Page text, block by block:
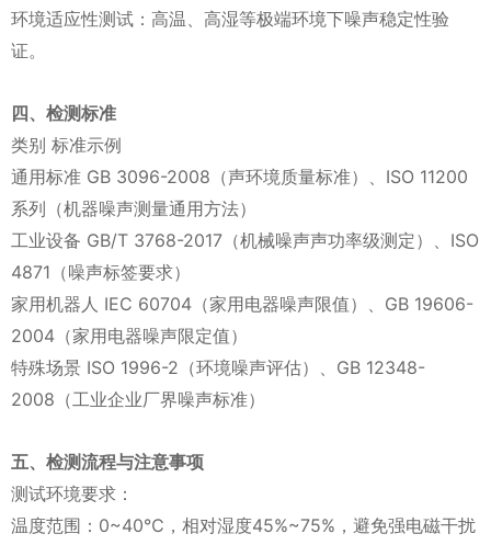
环境适应性测试‌：高温、高湿等极端环境下噪声稳定性验
证‌。
四、检测标准‌
类别‌ ‌标准示例‌
通用标准‌ GB 3096-2008（声环境质量标准）、ISO 11200
系列（机器噪声测量通用方法）‌
工业设备‌ GB/T 3768-2017（机械噪声声功率级测定）、ISO
4871（噪声标签要求）‌
家用机器人‌ IEC 60704（家用电器噪声限值）、GB 19606-
2004（家用电器噪声限定值）‌
特殊场景‌ ISO 1996-2（环境噪声评估）、GB 12348-
2008（工业企业厂界噪声标准）‌
五、检测流程与注意事项‌
测试环境要求‌：
温度范围：0~40℃，相对湿度45%~75%，避免强电磁干扰